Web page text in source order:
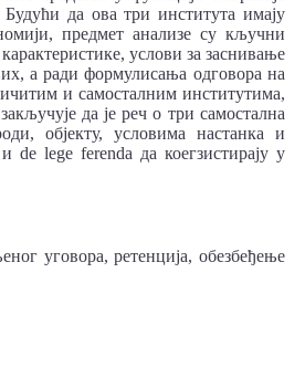
да ова три института имају
предмет анализе су кључни
услови за заснивање
а ради формулисања одговора на
и самосталним институтима,
да је реч о три самостална
објекту, условима настанка и
de lege ferenda да коегзистирају у
уговора, ретенција, обезбеђење